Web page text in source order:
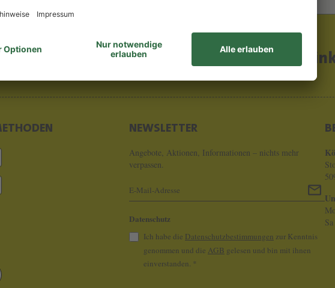
- 0 info@koelner-
NEWSLETTER
Angebote, Aktionen, Informationen – nichts mehr
verpassen.
Datenschutz
Ich habe die Datenschutzbestimmungen zur Kenntnis
genommen und die AGB gelesen und bin mit ihnen
einverstanden. *